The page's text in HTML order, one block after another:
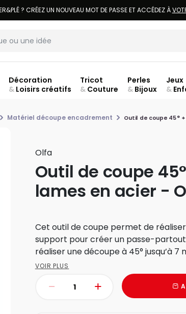
? CRÉEZ UN NOUVEAU MOT DE PASSE ET ACCÉDEZ À
Décoration
&Loisirs créatifs
Tricot
& Couture
Perles
& Bijoux
Jeux
&
Matériel découpe encadrement Outil de coupe 45°
Olfa
Outil de coupe
lames en acier -
Cet outil de coupe permet de
support pour créer un passe-
réaliser une découpe à 45° jusqu’à 7
VOIR PLUS